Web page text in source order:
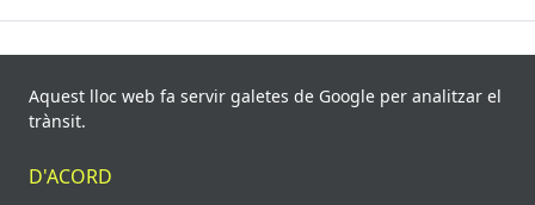
recollides de 840 fonts i 8.113 informants. Última
Aquest lloc web fa servir galetes de Google per analitzar el
trànsit.
D'ACORD